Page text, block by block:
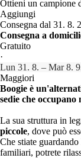
Ottieni un campione
Aggiungi
Consegna dal 31. 8.
Consegna a
Gratuito
·
Lun 31. 8. – Mar 8.
Maggiori
Boogie è
sedie che occupano
La sua struttura in
piccole, dove può
Che stiate
familiari, potrete